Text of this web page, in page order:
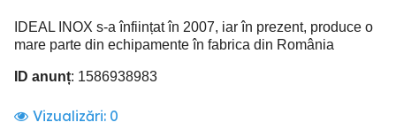
IDEAL INOX s-a înființat în 2007, iar în prezent, produce o
mare parte din echipamente în fabrica din România
ID anunț: 1586938983
Vizualizări: 0